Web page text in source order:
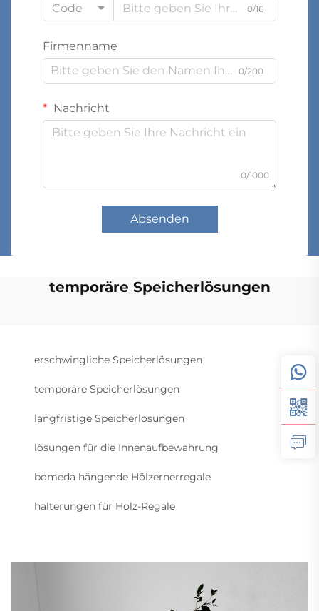
Code
0/16
Firmenname
0/200
Nachricht
0/1000
Absenden
temporäre Speicherlösungen
erschwingliche Speicherlösungen
temporäre Speicherlösungen
langfristige Speicherlösungen
lösungen für die Innenaufbewahrung
bomeda hängende Hölzernerregale
halterungen für Holz-Regale